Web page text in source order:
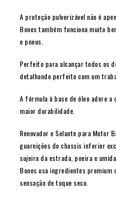
A proteção pulverizável não é
Bones também funciona muito
e pneus.
Perfeito para alcançar todos os
detalhando perfeito com um
A fórmula à base de óleo adere
maior durabilidade.
Renovador e Selante para Motor
guarnições do chassis inferior
sujeira da estrada, poeira e
Bones usa ingredientes premium
sensação de toque seco.